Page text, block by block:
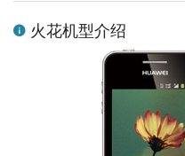
火花机型介绍